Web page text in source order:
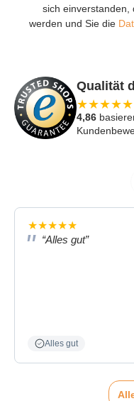
sich einverstanden,
werden und Sie die
Qualität
★★★★★
4,86
★★★★★
“Alles gut”
Alles gut